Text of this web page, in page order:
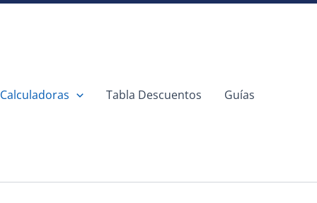
Calculadoras Tabla Descuentos Guías